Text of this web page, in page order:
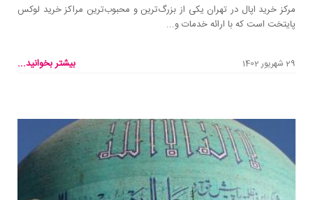
مرکز خرید اپال در تهران یکی از بزرگ‌ترین و محبوب‌ترین مراکز خرید لوکس
پایتخت است که با ارائه خدمات و...
29 شهریور 1402 بیشتر بخوانید...